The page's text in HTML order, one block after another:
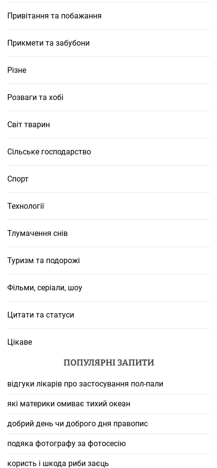
Привітання та побажання
Прикмети та забубони
Різне
Розваги та хобі
Світ тварин
Сільське господарство
Спорт
Технології
Тлумачення снів
Туризм та подорожі
Фільми, серіали, шоу
Цитати та статуси
Цікаве
ПОПУЛЯРНІ ЗАПИТИ
відгуки лікарів про застосування пол-пали
які материки омиває тихий океан
добрий день чи доброго дня правопис
подяка фотографу за фотосесію
користь і шкода риби заєць